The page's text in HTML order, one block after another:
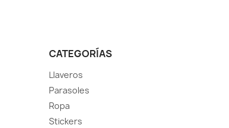
CATEGORÍAS
Llaveros
Parasoles
Ropa
Stickers